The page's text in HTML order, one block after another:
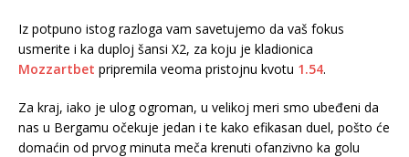
Iz potpuno istog razloga vam savetujemo da vaš fokus
usmerite i ka duploj šansi X2, za koju je kladionica
Mozzartbet pripremila veoma pristojnu kvotu 1.54.
Za kraj, iako je ulog ogroman, u velikoj meri smo ubeđeni da
nas u Bergamu očekuje jedan i te kako efikasan duel, pošto će
domaćin od prvog minuta meča krenuti ofanzivno ka golu